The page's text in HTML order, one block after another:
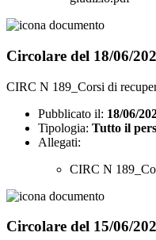
Circolare del 18/06/
CIRC N 189_Corsi di
Pubblicato il: 18/06/
Tipologia: Tutto il
Allegati:
CIRC N
Circolare del 15/06/